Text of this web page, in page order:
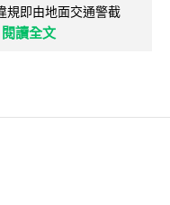
規即由地面交通警截
閱讀全文